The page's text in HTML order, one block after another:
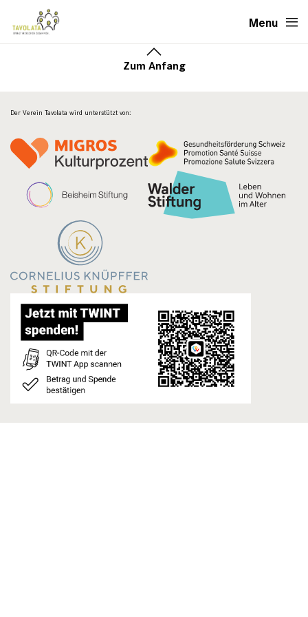
Menu
Zum Anfang
Der Verein Tavolata wird unterstützt von: